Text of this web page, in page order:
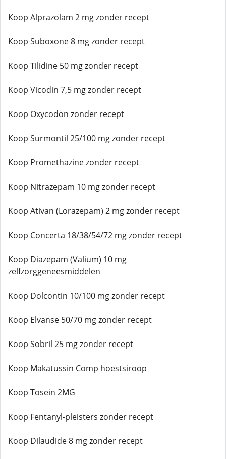
Koop Alprazolam 2 mg zonder recept
Koop Suboxone 8 mg zonder recept
Koop Tilidine 50 mg zonder recept
Koop Vicodin 7,5 mg zonder recept
Koop Oxycodon zonder recept
Koop Surmontil 25/100 mg zonder recept
Koop Promethazine zonder recept
Koop Nitrazepam 10 mg zonder recept
Koop Ativan (Lorazepam) 2 mg zonder recept
Koop Concerta 18/38/54/72 mg zonder recept
Koop Diazepam (Valium) 10 mg
zelfzorggeneesmiddelen
Koop Dolcontin 10/100 mg zonder recept
Koop Elvanse 50/70 mg zonder recept
Koop Sobril 25 mg zonder recept
Koop Makatussin Comp hoestsiroop
Koop Tosein 2MG
Koop Fentanyl-pleisters zonder recept
Koop Dilaudide 8 mg zonder recept